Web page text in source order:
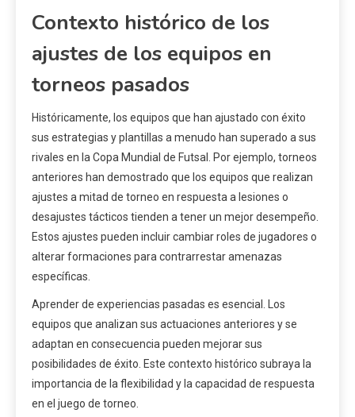
Contexto histórico de los
ajustes de los equipos en
torneos pasados
Históricamente, los equipos que han ajustado con éxito
sus estrategias y plantillas a menudo han superado a sus
rivales en la Copa Mundial de Futsal. Por ejemplo, torneos
anteriores han demostrado que los equipos que realizan
ajustes a mitad de torneo en respuesta a lesiones o
desajustes tácticos tienden a tener un mejor desempeño.
Estos ajustes pueden incluir cambiar roles de jugadores o
alterar formaciones para contrarrestar amenazas
específicas.
Aprender de experiencias pasadas es esencial. Los
equipos que analizan sus actuaciones anteriores y se
adaptan en consecuencia pueden mejorar sus
posibilidades de éxito. Este contexto histórico subraya la
importancia de la flexibilidad y la capacidad de respuesta
en el juego de torneo.